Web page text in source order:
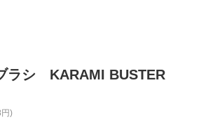
ラシ KARAMI BUSTER
)